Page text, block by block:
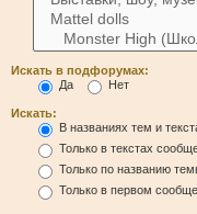
Искать в подфорумах:
Да
Нет
Искать:
В названиях тем и
Только в текстах
Только по названию
Только в первом